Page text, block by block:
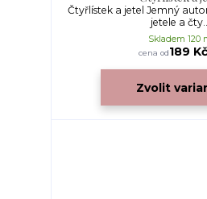
Čtyřlístek a jetel Jemný
jetele a čty...
cena od189
Skladem 120
Zvolit